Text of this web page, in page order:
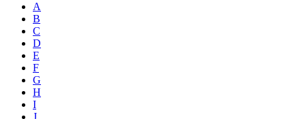
A
B
C
D
E
F
G
H
I